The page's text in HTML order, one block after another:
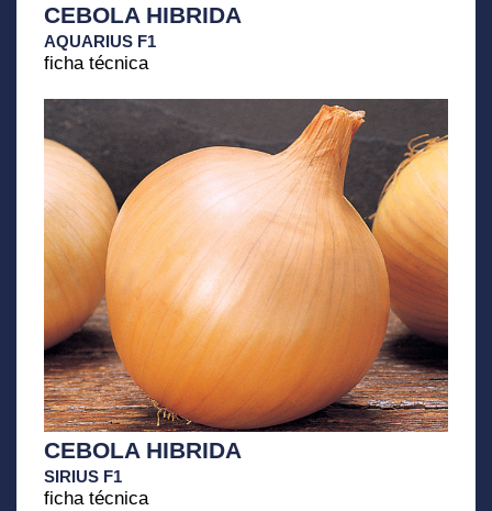
CEBOLA HIBRIDA
AQUARIUS F1
ficha técnica
CEBOLA HIBRIDA
SIRIUS F1
ficha técnica